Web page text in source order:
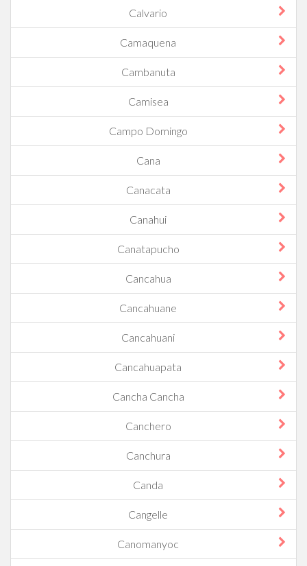
Calvario
Camaquena
Cambanuta
Camisea
Campo Domingo
Cana
Canacata
Canahui
Canatapucho
Cancahua
Cancahuane
Cancahuani
Cancahuapata
Cancha Cancha
Canchero
Canchura
Canda
Cangelle
Canomanyoc